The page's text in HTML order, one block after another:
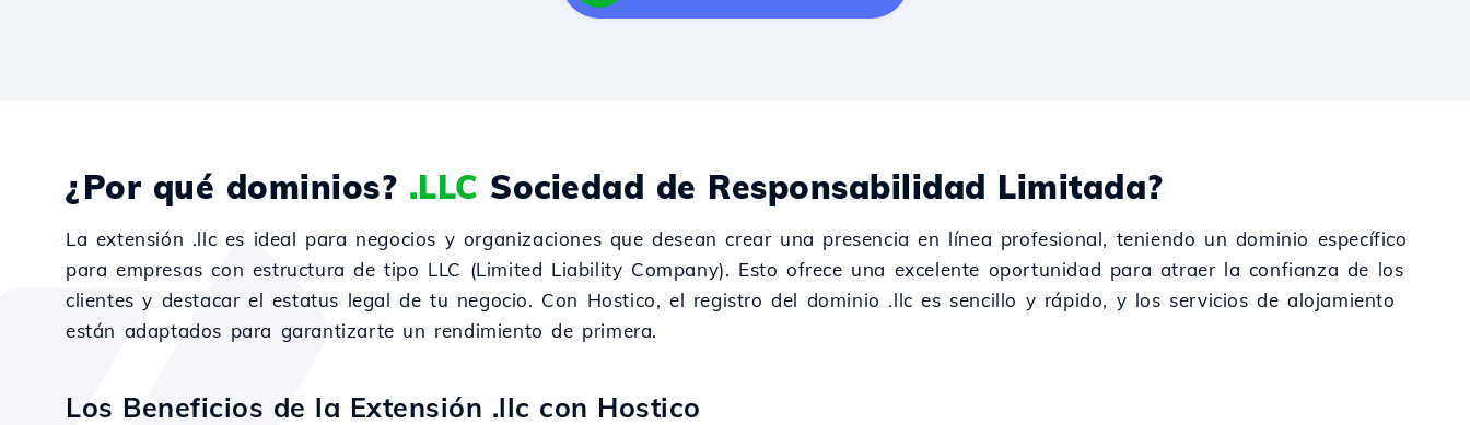
¿Por qué dominios? .LLC Sociedad de Responsabilidad Limitada?
La extensión .llc es ideal para negocios y organizaciones que desean crear una presencia en línea profesional, teniendo un dominio específico
para empresas con estructura de tipo LLC (Limited Liability Company). Esto ofrece una excelente oportunidad para atraer la confianza de los
clientes y destacar el estatus legal de tu negocio. Con Hostico, el registro del dominio .llc es sencillo y rápido, y los servicios de alojamiento
están adaptados para garantizarte un rendimiento de primera.
Los Beneficios de la Extensión .llc con Hostico